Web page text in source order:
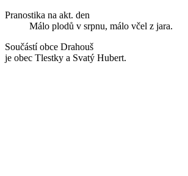
Pranostika na akt. den
Málo plodů v srpnu, málo včel z jara.
Součástí obce Drahouš
je obec Tlestky a Svatý Hubert.